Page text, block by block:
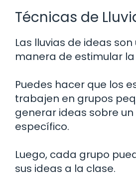
Técnicas de
Las lluvias de ideas
manera de estimular
Puedes hacer que los
trabajen en grupos
generar ideas sobre
específico.
Luego, cada grupo
sus ideas a la clase.